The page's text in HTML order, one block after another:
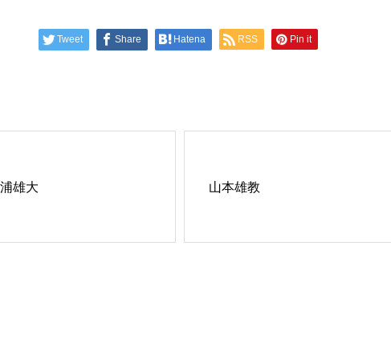
Tweet Share Hatena RSS Pin it
雄大 山本雄教